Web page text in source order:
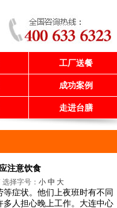
工厂送餐
成功案例
走进台膳
注意饮食
选择字号： 小 中 大
症状。他们上夜班时有不同
人担心晚上工作。大连中心